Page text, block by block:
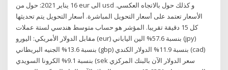
16 يناير 2021: حول من eur الى usd و كذلك حول بالاتجاه العكسي.
الأسعار تعتمد على أسعار التحويل المباشرة. أسعار التحويل يتم تحديثها
كل 15 دقيقة تقريبا. المؤشر هو حساب متوسط هندسي لستة عملات
مقابل الدولار الأمريكي: اليورو (eur) بنسبة 57.6% الين الياباني (jpy)
بنسبة 13.6% الجنيه البريطاني (gbp) بنسبة 11.9% الدولار الكندي (cad)
بنسبة 9.1% الكرونا السويدي (sek سعر الدولار الآن بالبنك المركزي